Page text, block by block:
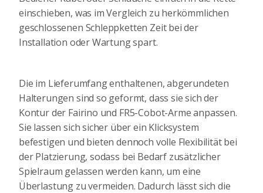
einschieben, was im Vergleich zu herkömmlichen
geschlossenen Schleppketten Zeit bei der
Installation oder Wartung spart.
Die im Lieferumfang enthaltenen, abgerundeten
Halterungen sind so geformt, dass sie sich der
Kontur der Fairino und FR5-Cobot-Arme anpassen.
Sie lassen sich sicher über ein Klicksystem
befestigen und bieten dennoch volle Flexibilität bei
der Platzierung, sodass bei Bedarf zusätzlicher
Spielraum gelassen werden kann, um eine
Überlastung zu vermeiden. Dadurch lässt sich die